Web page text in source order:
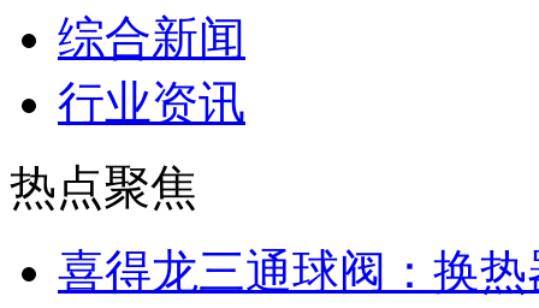
综合新闻
行业资讯
热点聚焦
喜得龙三通球阀：换